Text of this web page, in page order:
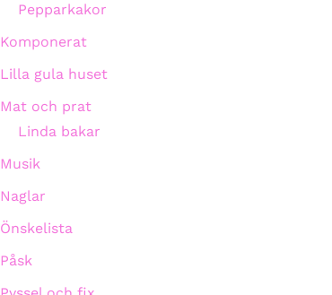
Pepparkakor
Komponerat
Lilla gula huset
Mat och prat
Linda bakar
Musik
Naglar
Önskelista
Påsk